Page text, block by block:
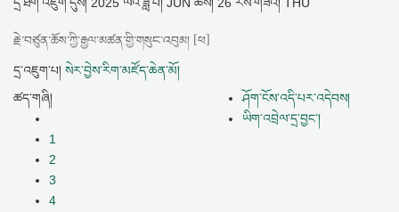
རྗེ་བཙུན་ཆོས་ཀྱི་རྒྱལ་མཚན་གྱི་གསུང་འབུམ། [ཕ]
དྲ་འཇུག་པ། སེར་བྱེས་རིག་མཛོད་ཆེན་མོ།
ཤོག་ངོས་འདི་པར་འདེབས།
ཡིག་འབྲེལ་དྲ་བྱང་།
ཚད་གཞི།
1
2
3
4